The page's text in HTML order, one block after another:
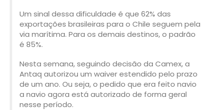
Um sinal dessa dificuldade é que 62% das
exportações brasileiras para o Chile seguem pela
via marítima. Para os demais destinos, o padrão
é 85%.
Nesta semana, seguindo decisão da Camex, a
Antaq autorizou um waiver estendido pelo prazo
de um ano. Ou seja, o pedido que era feito navio
a navio agora está autorizado de forma geral
nesse período.